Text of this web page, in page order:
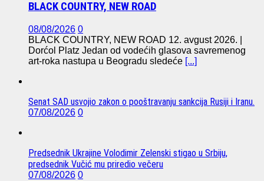
BLACK COUNTRY, NEW ROAD
08/08/2026 0
BLACK COUNTRY, NEW ROAD 12. avgust 2026. |
Dorćol Platz Jedan od vodećih glasova savremenog
art-roka nastupa u Beogradu sledeće [...]
Senat SAD usvojio zakon o pooštravanju sankcija Rusiji i Iranu.
07/08/2026 0
Predsednik Ukrajine Volodimir Zelenski stigao u Srbiju,
predsednik Vučić mu priredio večeru
07/08/2026 0